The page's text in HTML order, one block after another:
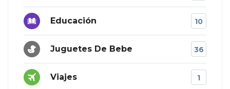
Educación 10
Juguetes De Bebe 36
Viajes 1